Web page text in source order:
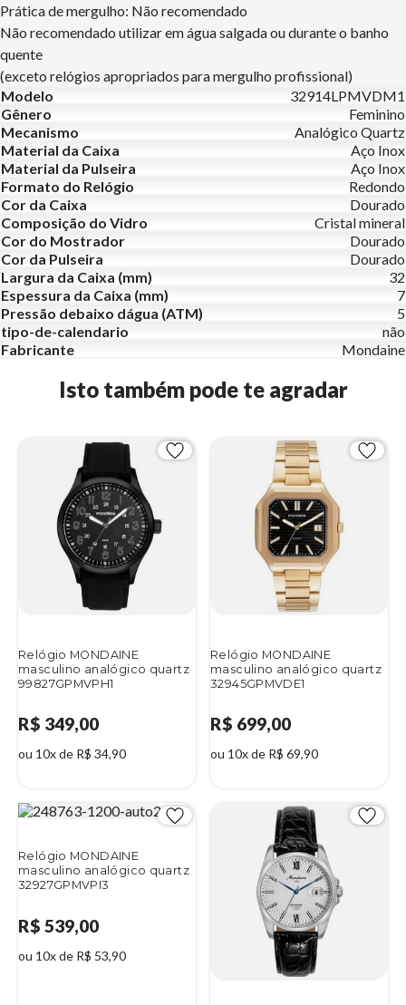
Prática de mergulho: Não recomendado
Não recomendado utilizar em água salgada ou durante o banho
quente
(exceto relógios apropriados para mergulho profissional)
Modelo
32914LPMVDM1
Gênero
Feminino
Mecanismo
Analógico Quartz
Material da Caixa
Aço Inox
Material da Pulseira
Aço Inox
Formato do Relógio
Redondo
Cor da Caixa
Dourado
Composição do Vidro
Cristal mineral
Cor do Mostrador
Dourado
Cor da Pulseira
Dourado
Largura da Caixa (mm)
32
Espessura da Caixa (mm)
7
Pressão debaixo dágua (ATM)
5
tipo-de-calendario
não
Fabricante
Mondaine
Isto também pode te agradar
Relógio MONDAINE
masculino analógico quartz
99827GPMVPH1
R$ 349,00
ou 10x de R$ 34,90
Relógio MONDAINE
masculino analógico quartz
32945GPMVDE1
R$ 699,00
ou 10x de R$ 69,90
Relógio MONDAINE
masculino analógico quartz
32927GPMVPI3
R$ 539,00
ou 10x de R$ 53,90